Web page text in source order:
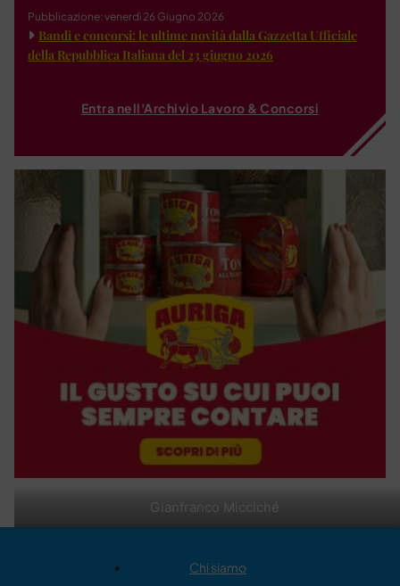
Gianfranco Micciché
Pubblicazione: venerdì 26 Giugno 2026
Bandi e concorsi: le ultime novità dalla Gazzetta Ufficiale
della Repubblica Italiana del 23 giugno 2026
Entra nell'Archivio Lavoro & Concorsi
Chi siamo